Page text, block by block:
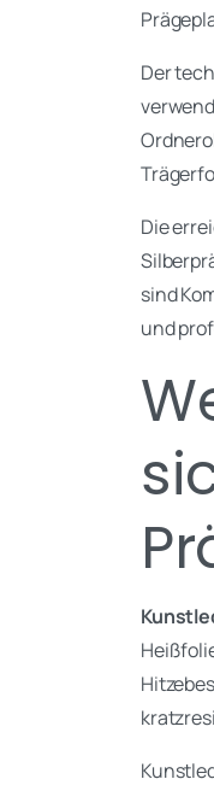
Der
Die
sind
und